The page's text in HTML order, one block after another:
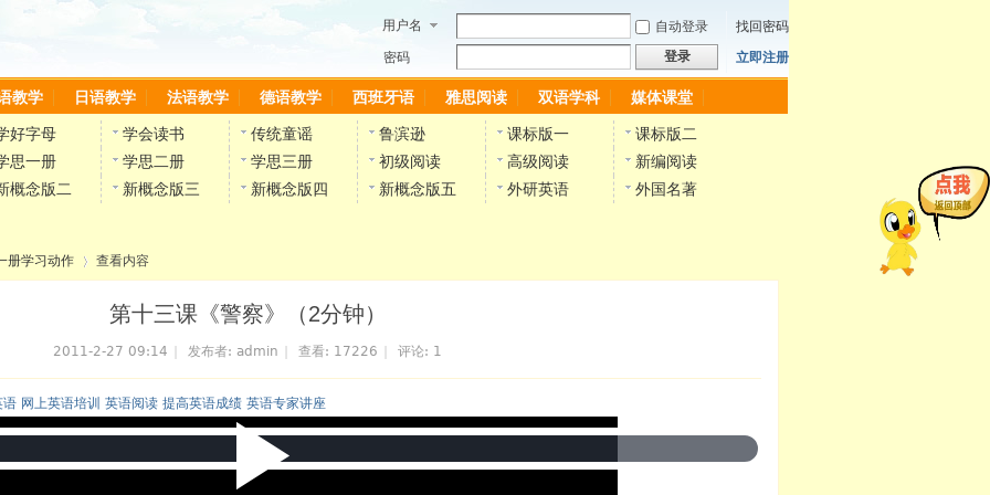
用户名 自动登录
找回密码
密码
登录 立即注册
教学 日语教学 法语教学 德语教学 西班牙语 雅思阅读 双语学科 媒体课堂
好字母 学会读书 传统童谣 鲁滨逊 课标版一
课标版二
思一册
学思二册 学思三册 初级阅读 高级阅读
新编阅读
概念版二
新概念版三 新概念版四 新概念版五 外研英语 外国名著
册学习动作
›
查看内容
第十三课《警察》（2分钟）
2011-2-27 09:14 发布者: admin 查看: 17226 评论: 1
网上英语培训 英语阅读 提高英语成绩 英语专家讲座